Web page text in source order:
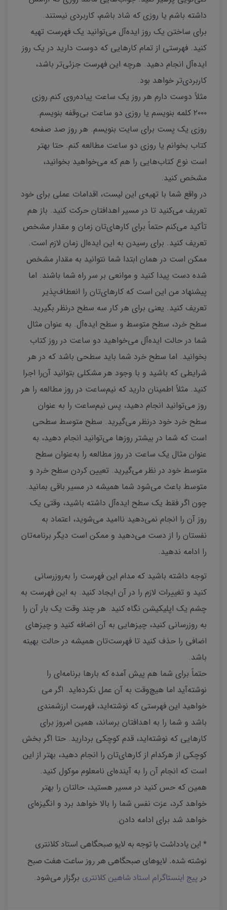
داشته باشم یا روزی که شاد باشم، کاربردی نیستند.
برای ساختن یک روز ایده‌آل می‌توانید یک فهرست تهیه
کنید. فهرستی از تمام کارهایی که دوست دارید در یک روز
اید‌ه‌آل انجام دهید. هرچه این فهرست جزئی‌تر باشد،
کاربردی‌تر خواهد بود.
مثلاً دوست دارم هر روز یک ساعت پیاده‌روی کنم.روزی
۲۰۰۰ کلمه بنویسم یا روزی دو ساعت بی‌وقفه بنویسم.
روزی یک پست برای سایت بنویسم. هر روز صد صفحه
کتاب بخوانم یا روزی دو ساعت مطالعه کنم. حتا بهتر
است نوع کتاب‌هایی را هم که می‌خواهید بخوانید،
مشخص کنید.
در‌ واقع شما با تهیه‌ی این لیست، اقدامات عملی برای خود
تعریف می‌کنید تا در مسیر اهدافتان حرکت کنید. باز هم
تأکید می‌کنم حتماً برای کارهای‌تان زمان و مقدار مشخص
تعریف کنید. برای رسیدن به این ایده‌ال زمان لازم است.
ممکن است در همان ابتدا شما نتوانید به مقدار مشخص
شده دست پیدا کنید و موانعی بر سر راه شما باشند‌. اما
پیشنهاد من این است که کارهای‌تان را انعطاف‌پذیر
تعریف کنید. یعنی برای هر کار سه سطح در‌نظر بگیرید.
سطح خرد، سطح متوسط و سطح ایده‌آل. به‌ عنوان مثال
شما در حالت ایده‌آل می‌خواهید دو ساعت در روز کتاب
بخوانید. اما سطح خرد شما باید سطحی باشد که در هر
شرایطی که باشید و با وجود هر مشکلی بتوانید آن‌را اجرا
کنید. مثلاً اطمینان دارید که نیم‌ساعت در روز مطالعه را هر
روز می‌توانید انجام دهید، پس نیم‌ساعت را به عنوان
سطح خرد خود در‌نظر می‌گیرید. سطح متوسط سطحی
است که شما در بیشتر روزها می‌‌توانید انجام دهید، به
عنوان مثال یک ساعت در روز مطالعه را به‌عنوان سطح
متوسط خود در نظر می‌گیرید. تعیین کردن سطح خرد و
متوسط باعث می‌شود شما همیشه در مسیر باقی بمانید.
چون اگر فقط یک سطح ایده‌آل داشته باشید، وقتی یک
روز آن را انجام نمی‌دهید ناامید می‌شوید، اعتماد به
نفستان را از دست می‌دهید و ممکن است دیگر برنامه‌تان
را ادامه ندهید.
توجه داشته باشید که مدام این فهرست را به‌روزرسانی
کنید و تغییرات لازم را در آن ایجاد کنید. به این فهرست به
چشم یک اپلیکیشن نگاه کنید. هر چند وقت یک بار آن را
به روزرسانی کنید، چیزهایی به آن اضافه کنید و چیزهای
اضافی را حذف کنید تا فهرست‌تان همیشه در حالت بهینه
باشد.
حتماً برای شما هم پیش آمده که بارها برنامه‌ای را
نوشته‌آید اما هیچ‌وقت به آن عمل نکرده‌اید. اگر می
خواهید این فهرستی که نوشته‌اید، فهرست ارزشمندی
باشد و شما را به اهدافتان برساند، همین امروز برای
کارهایی که نوشته‌اید، قدم کوچکی بردارید. حتا اگر بخش
کوچکی از هرکدام از کارهای‌تان را انجام دهید، بهتر از این
است که انجام آن را به آینده‌ای نامعلوم موکول کنید‌.
همین که حس کنید در مسیر هستید، حالتان را بهتر
خواهد کرد، عزت نفس شما را بالا خواهد برد و انگیزه‌ای
خواهد شد برای ادامه دادن.
* این یادداشت با توجه به لایو صبحگاهی استاد کلانتری
نوشته شده. لایوهای صبحگاهی هر روز ساعت هفت صبح
در پیج اینستاگرام استاد شاهین کلانتری برگزار می‌شود.